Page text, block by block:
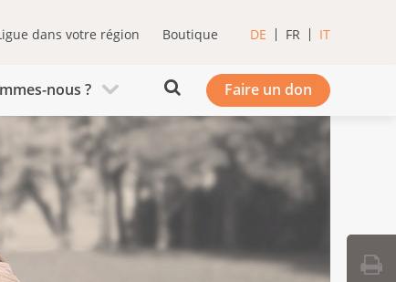
dans votre région Boutique DE FR IT
nous ? Faire un don